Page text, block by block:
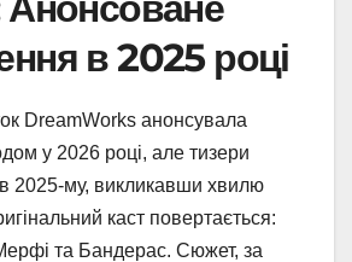
в 2025 році
DreamWorks анонсувала
у 2026 році, але тизери
2025-му, викликавши хвилю
каст повертається:
та Бандерас. Сюжет, за